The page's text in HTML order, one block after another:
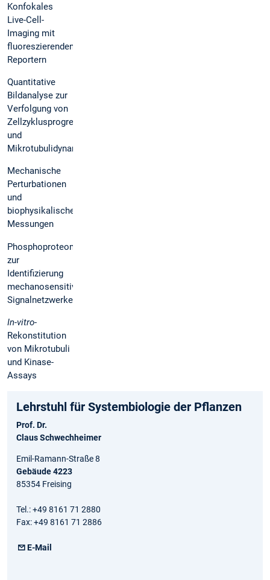
Konfokales
Live-Cell-
Imaging mit
fluoreszierenden
Reportern
Quantitative
Bildanalyse zur
Verfolgung von
Zellzyklusprogression
und
Mikrotubulidynamik
Mechanische
Perturbationen
und
biophysikalische
Messungen
Phosphoproteomik
zur
Identifizierung
mechanosensitiver
Signalnetzwerke
In-vitro-
Rekonstitution
von Mikrotubuli
und Kinase-
Assays
Lehrstuhl für Systembiologie der Pflanzen
Prof. Dr.
Claus Schwechheimer
Emil-Ramann-Straße 8
Gebäude 4223
85354 Freising
Tel.: +49 8161 71 2880
Fax: +49 8161 71 2886
E-Mail